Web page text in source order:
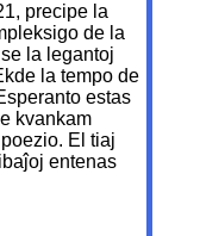
precipe la
de la
la legantoj
la tempo de
estas
kvankam
El tiaj
entenas